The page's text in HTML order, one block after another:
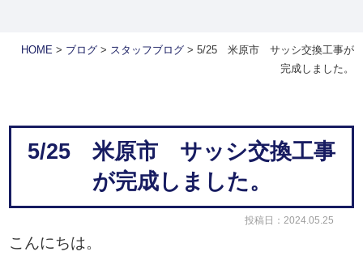
HOME> ブログ> スタッフブログ> 5/25 米原市 サッシ交換工事が
完成しました。
5/25 米原市 サッシ交換工事
が完成しました。
投稿日：2024.05.25
こんにちは。